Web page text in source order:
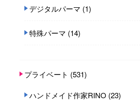
デジタルパーマ (1)
特殊パーマ (14)
プライベート (531)
ハンドメイド作家RINO (23)